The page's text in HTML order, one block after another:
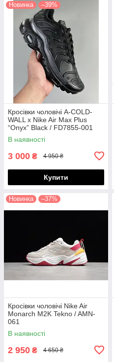
Новинка –39%
Кросівки чоловічі A-COLD-
WALL x Nike Air Max Plus
“Onyx” Black / FD7855-001
В наявності
3 000 ₴ 4 950 ₴
Купити
Новинка –37%
Кросівки чоловічі Nike Air
Monarch M2K Tekno / AMN-
061
В наявності
2 950 ₴ 4 650 ₴